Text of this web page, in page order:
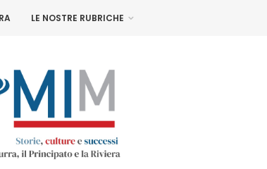
LE NOSTRE RUBRICHE